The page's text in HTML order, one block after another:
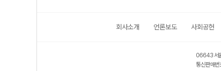
회사소개 언론보도 사회공헌
06643 서
통신판매